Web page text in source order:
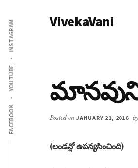
main
content
primary
sidebar
Additional
menu
FACEBOOK
YOUTUBE
INSTAGRAM VivekaVani
Posted on JANUARY 21, 2016 by
(లండన్లో ఉపన్యసించింది)